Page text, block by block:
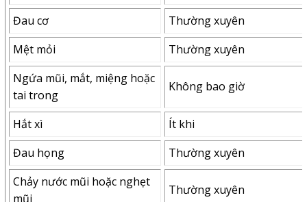
Đau cơ
Thường xuyên
Mệt mỏi
Thường xuyên
Ngứa mũi, mắt, miệng hoặc
tai trong
Không bao giờ
Hắt xì
Ít khi
Đau họng
Thường xuyên
Chảy nước mũi hoặc nghẹt
mũi
Thường xuyên